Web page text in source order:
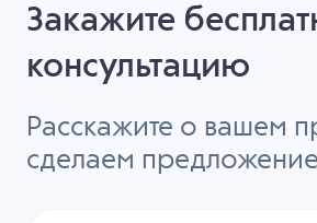
Закажите
консультацию
Расскажите о вашем
сделаем предложение